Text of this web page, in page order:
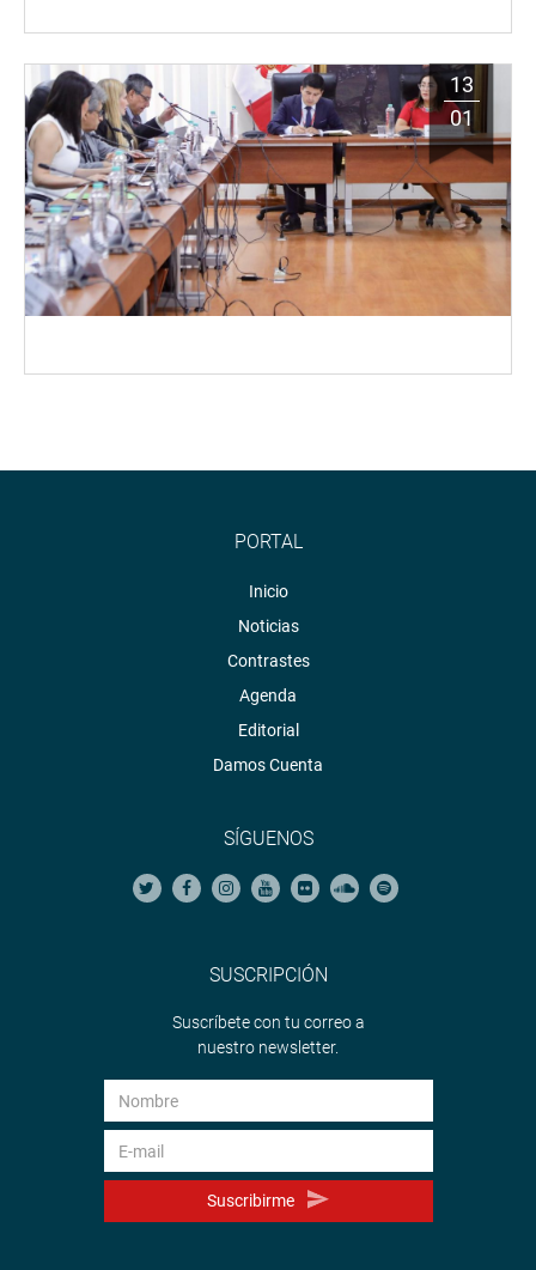
13
01
PORTAL
Inicio
Noticias
Contrastes
Agenda
Editorial
Damos Cuenta
SÍGUENOS
SUSCRIPCIÓN
Suscríbete con tu correo a
nuestro newsletter.
Suscribirme